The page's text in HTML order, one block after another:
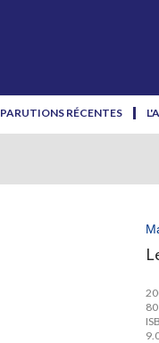
PARUTIONS RÉCENTES